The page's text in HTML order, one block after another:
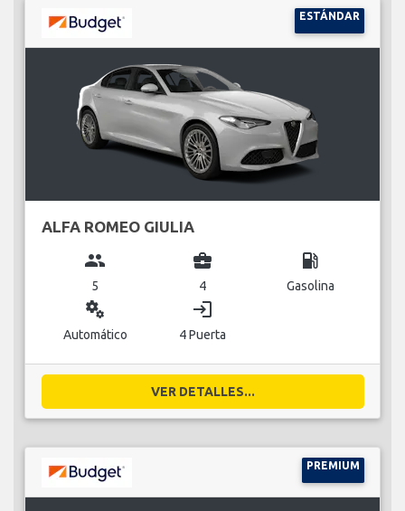
ESTÁNDAR
ALFA ROMEO GIULIA
group
5
business_center
4
local_gas_station
Gasolina
miscellaneous_services
Automático
login
4 Puerta
VER DETALLES...
PREMIUM